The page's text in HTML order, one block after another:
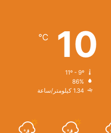
10
℃
86%
1.34 كيلومتر/ساعة